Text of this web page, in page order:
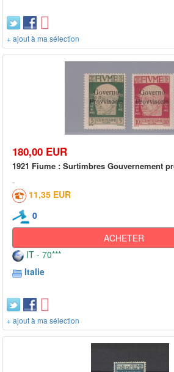
+ ajout à ma sélection
180,00 EUR
1921 Fiume : Surtimbres Gouvernement
11,35 EUR
0
ACHETER
IT - 70***
Italie
+ ajout à ma sélection